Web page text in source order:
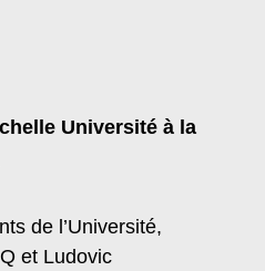
Université à la
de l’Université,
et Ludovic